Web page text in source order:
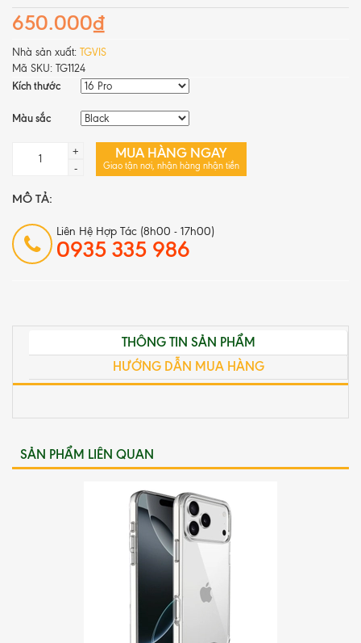
650.000₫
Nhà sản xuất: TGVIS
Mã SKU: TG1124
Kích thước
Màu sắc
+
-
MUA HÀNG NGAY
Giao tận nơi, nhận hàng nhận tiền
MÔ TẢ:
Liên Hệ Hợp Tác (8h00 - 17h00)
0935 335 986
THÔNG TIN SẢN PHẨM
HƯỚNG DẪN MUA HÀNG
SẢN PHẨM LIÊN QUAN